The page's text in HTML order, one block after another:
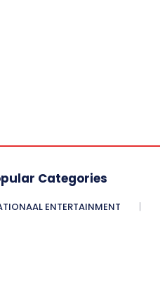
Categories
ENTERTAINMENT